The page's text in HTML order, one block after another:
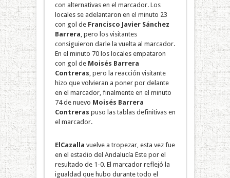
con alternativas en el marcador. Los
locales se adelantaron en el minuto 23
con gol de Francisco Javier Sánchez
Barrera , pero los visitantes
consiguieron darle la vuelta al marcador.
En el minuto 70 los locales empataron
con gol de Moisés Barrera
Contreras , pero la reacción visitante
hizo que volvieran a poner por delante
en el marcador, finalmente en el minuto
74 de nuevo Moisés Barrera
Contreras puso las tablas definitivas en
el marcador.
ElCazalla vuelve a tropezar, esta vez fue
en el estadio del Andalucía Este por el
resultado de 1-0. El marcador reflejó la
igualdad que hubo durante todo el